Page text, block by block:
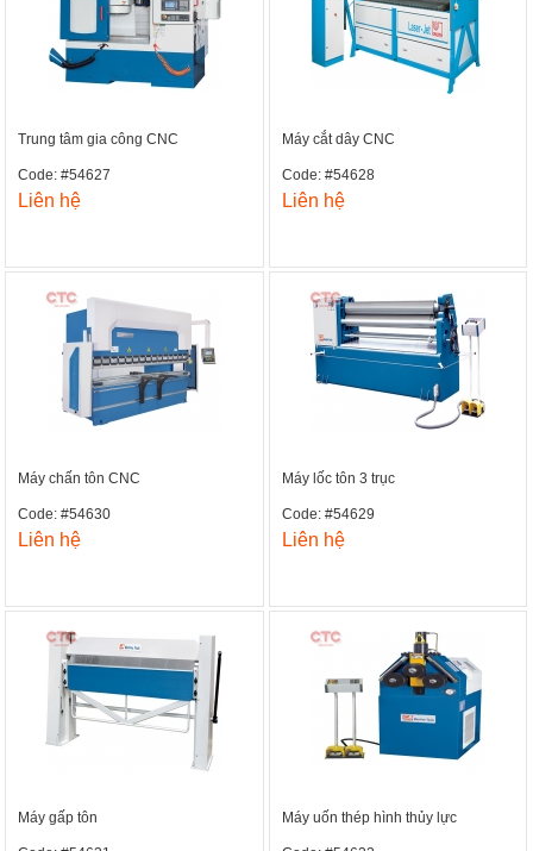
Trung tâm gia công CNC
Code: #54627
Liên hệ
Máy cắt dây CNC
Code: #54628
Liên hệ
Máy chấn tôn CNC
Code: #54630
Liên hệ
Máy lốc tôn 3 trục
Code: #54629
Liên hệ
Máy gấp tôn Máy uốn thép hình thủy lực